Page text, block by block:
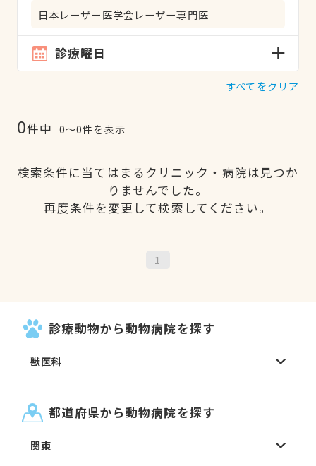
日本レーザー医学会レーザー専門医
診療曜日
すべてをクリア
0件中 0〜0件を表示
検索条件に当てはまるクリニック・病院は見つか
りませんでした。
再度条件を変更して検索してください。
1
診療動物から動物病院を探す
獣医科
都道府県から動物病院を探す
関東